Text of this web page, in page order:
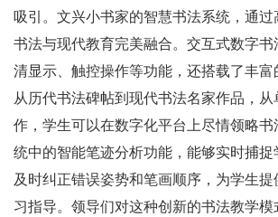
吸引。文兴小书家的智慧书法系统，通
书法与现代教育完美融合。交互式数字
清显示、触控操作等功能，还搭载了丰富
从历代书法碑帖到现代书法名家作品，
作，学生可以在数字化平台上尽情领略
统中的智能笔迹分析功能，能够实时捕捉
及时纠正错误姿势和笔画顺序，为学生
习指导。领导们对这种创新的书法教学